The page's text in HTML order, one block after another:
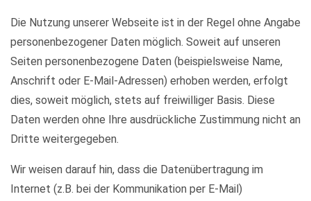
Die Nutzung unserer Webseite ist in der Regel ohne Angabe
personenbezogener Daten möglich. Soweit auf unseren
Seiten personenbezogene Daten (beispielsweise Name,
Anschrift oder E-Mail-Adressen) erhoben werden, erfolgt
dies, soweit möglich, stets auf freiwilliger Basis. Diese
Daten werden ohne Ihre ausdrückliche Zustimmung nicht an
Dritte weitergegeben.
Wir weisen darauf hin, dass die Datenübertragung im
Internet (z.B. bei der Kommunikation per E-Mail)